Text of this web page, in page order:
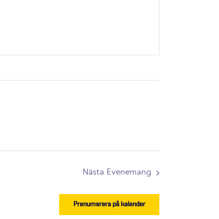
Nästa Evenemang
Prenumerera på kalender